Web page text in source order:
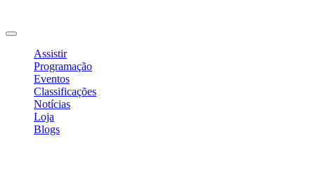
Assistir
Programação
Eventos
Classificações
Notícias
Loja
Blogs